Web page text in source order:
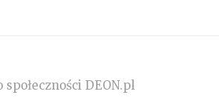
społeczności DEON.pl